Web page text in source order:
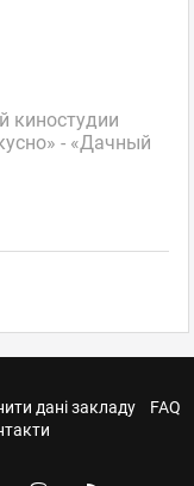
киностудии
- «Дачный
дані закладу
FAQ